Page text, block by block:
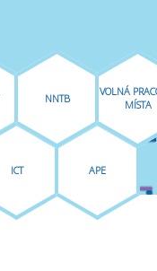
ICT APE
NNTB
VOLNÁ
MÍSTA